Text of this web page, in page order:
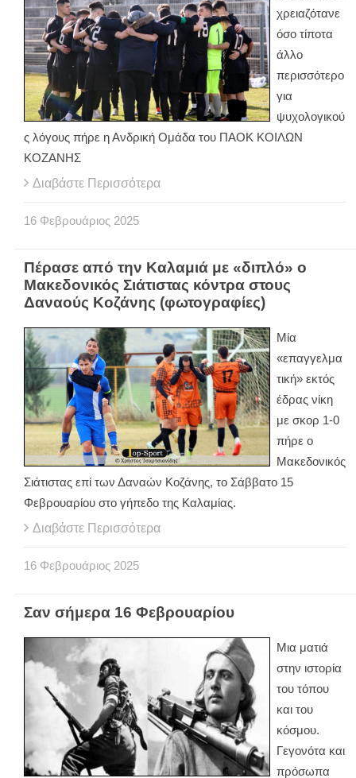
χρειαζότανε
όσο τίποτα
άλλο
περισσότερο
για
ψυχολογικού
ς λόγους πήρε η Ανδρική Ομάδα του ΠΑΟΚ ΚΟΙΛΩΝ
ΚΟΖΑΝΗΣ
Διαβάστε Περισσότερα
16 Φεβρουάριος 2025
Πέρασε από την Καλαμιά με «διπλό» ο
Μακεδονικός Σιάτιστας κόντρα στους
Δαναούς Κοζάνης (φωτογραφίες)
Μία
«επαγγελμα
τική» εκτός
έδρας νίκη
με σκορ 1-0
πήρε ο
Μακεδονικός
Σιάτιστας επί των Δαναών Κοζάνης, το Σάββατο 15
Φεβρουαρίου στο γήπεδο της Καλαμίας.
Διαβάστε Περισσότερα
16 Φεβρουάριος 2025
Σαν σήμερα 16 Φεβρουαρίου
Μια ματιά
στην ιστορία
του τόπου
και του
κόσμου.
Γεγονότα και
πρόσωπα